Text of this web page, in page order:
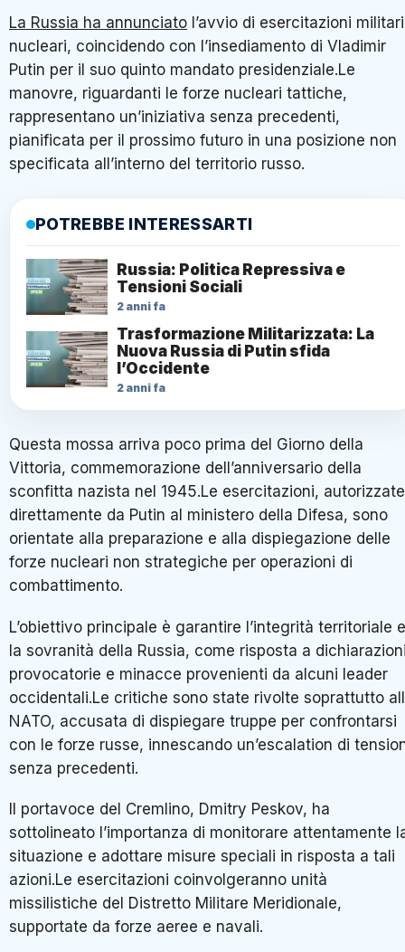
La Russia ha annunciato l’avvio di esercitazioni militari
nucleari, coincidendo con l’insediamento di Vladimir
Putin per il suo quinto mandato presidenziale.Le
manovre, riguardanti le forze nucleari tattiche,
rappresentano un’iniziativa senza precedenti,
pianificata per il prossimo futuro in una posizione non
specificata all’interno del territorio russo.
POTREBBE INTERESSARTI
Russia: Politica Repressiva e
Tensioni Sociali
2 anni fa
Trasformazione Militarizzata: La
Nuova Russia di Putin sfida
l’Occidente
2 anni fa
Questa mossa arriva poco prima del Giorno della
Vittoria, commemorazione dell’anniversario della
sconfitta nazista nel 1945.Le esercitazioni, autorizzate
direttamente da Putin al ministero della Difesa, sono
orientate alla preparazione e alla dispiegazione delle
forze nucleari non strategiche per operazioni di
combattimento.
L’obiettivo principale è garantire l’integrità territoriale e
la sovranità della Russia, come risposta a
provocatorie e minacce provenienti da alcuni leader
occidentali.Le critiche sono state rivolte soprattutto
NATO, accusata di dispiegare truppe per confrontarsi
con le forze russe, innescando un’escalation di
senza precedenti.
Il portavoce del Cremlino, Dmitry Peskov, ha
sottolineato l’importanza di monitorare attentamente
situazione e adottare misure speciali in risposta a tali
azioni.Le esercitazioni coinvolgeranno unità
missilistiche del Distretto Militare Meridionale,
supportate da forze aeree e navali.